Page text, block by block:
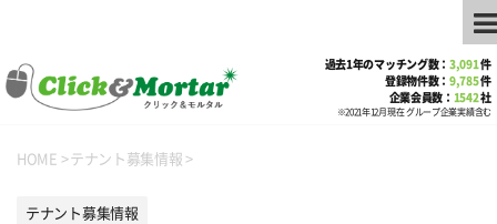
過去1年のマッチング数：3,091件
登録物件数：9,785件
企業会員数： 1542社
※2021年12月現在 グループ企業実績含む
HOME >テナント募集情報 >
テナント募集情報